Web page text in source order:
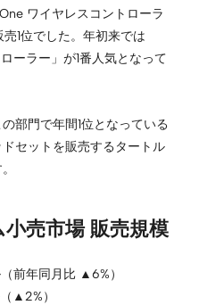
ワイヤレスコントローラ
1位でした。年初来では
ーラー」が1番人気となって
部門で年間1位となっている
セットを販売するタートル
売市場 販売規模
前年同月比 ▲6%）
▲2%）